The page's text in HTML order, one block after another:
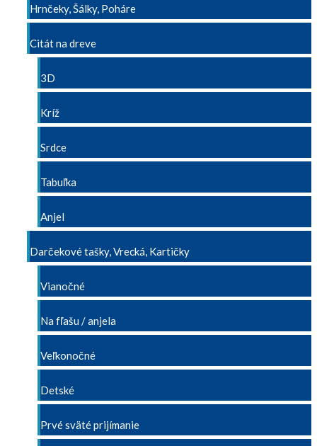
Hrnčeky, Šálky, Poháre
Citát na dreve
3D
Kríž
Srdce
Tabuľka
Anjel
Darčekové tašky, Vrecká, Kartičky
Vianočné
Na fľašu / anjela
Veľkonočné
Detské
Prvé sväté prijímanie